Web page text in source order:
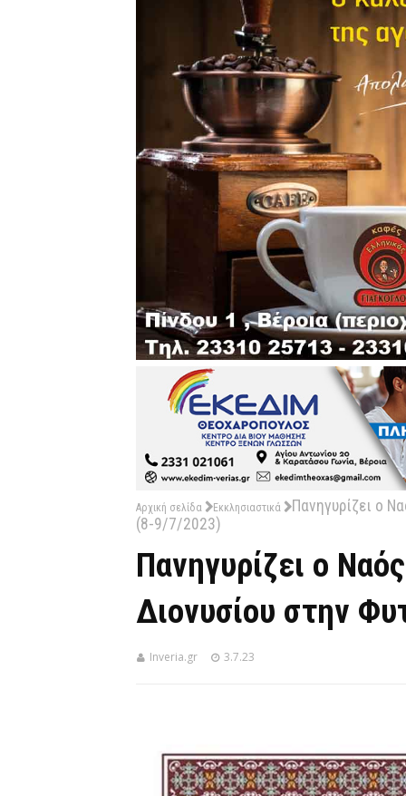
Αρχική σελίδα Εκκλησιαστικά
Πανηγυρίζει ο
(8-9/7/2023)
Πανηγυρίζει ο
Διονυσίου στην
Inveria.gr 3.7.23